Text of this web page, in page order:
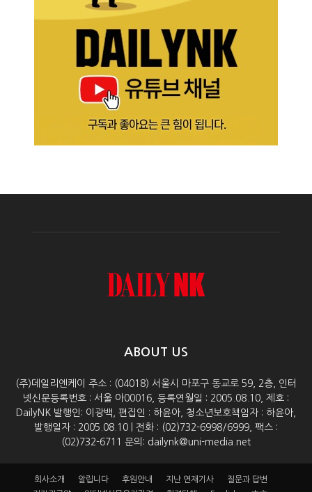
ABOUT US
(주)데일리엔케이 주소 : (04018) 서울시 마포구 동교로 59, 2층, 인터
넷신문등록번호 : 서울 아00016, 등록연월일 : 2005.08.10, 제호 :
DailyNK 발행인: 이광백, 편집인 : 하윤아, 청소년보호책임자 : 하윤아,
발행일자 : 2005.08.10 | 전화 : (02)732-6998/6999, 팩스 :
(02)732-6711 문의: dailynk@uni-media.net
회사소개 알립니다 후원안내 지난 연재기사
질문과 답변